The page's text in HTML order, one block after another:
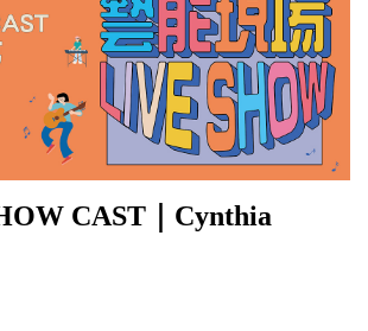
CAST｜Cynthia